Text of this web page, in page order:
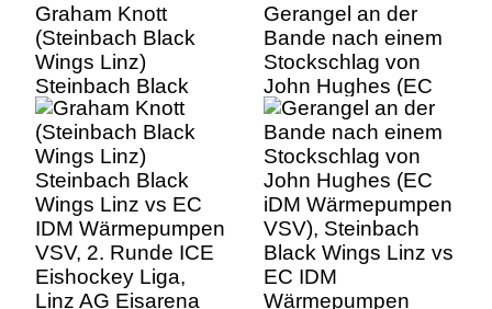
Graham Knott
(Steinbach Black
Wings Linz)
Steinbach Black
Wings Linz vs EC
IDM Wärmepumpen
VSV, 2. Runde ICE
Eishockey Liga,
Linz AG Eisarena
Gerangel an der
Bande nach einem
Stockschlag von
John Hughes (EC
iDM Wärmepumpen
VSV), Steinbach
Black Wings Linz vs
EC IDM
Wärmepumpen
VSV, 2. Runde ICE
Eishockey Liga,
Linz AG Eisarena